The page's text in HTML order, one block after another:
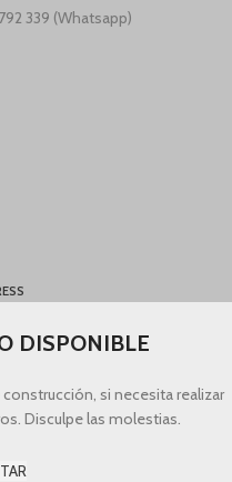
339 (Whatsapp)
DISPONIBLE
si necesita realizar
Disculpe las molestias.